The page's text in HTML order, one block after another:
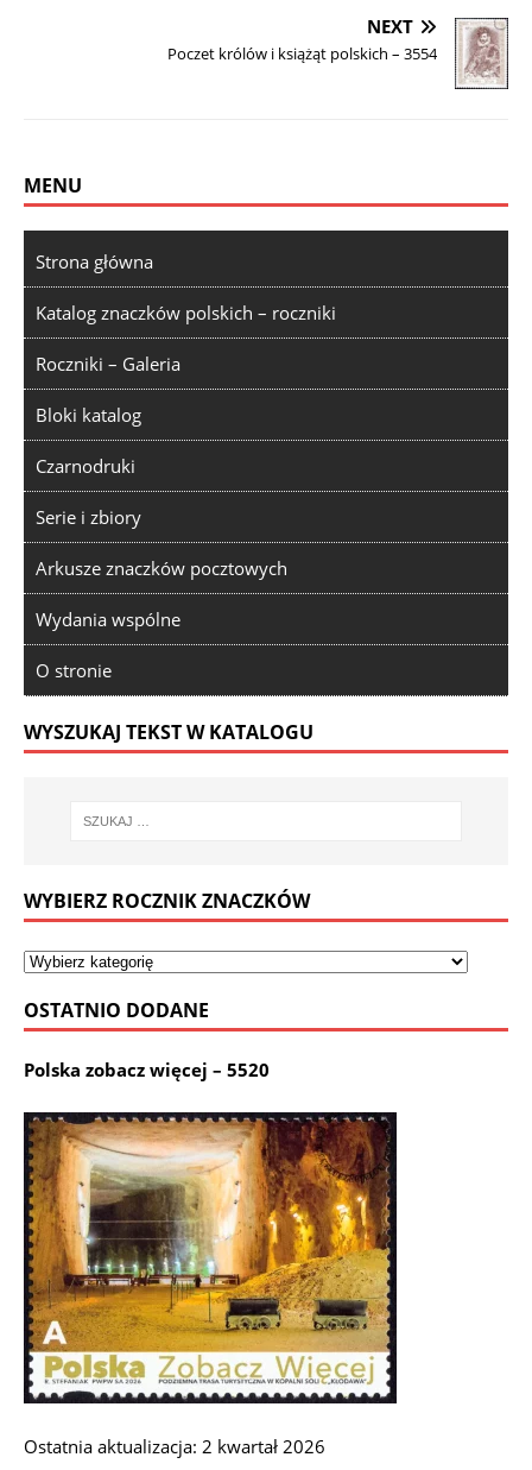
NEXT
Poczet królów i książąt polskich – 3554
MENU
Strona główna
Katalog znaczków polskich – roczniki
Roczniki – Galeria
Bloki katalog
Czarnodruki
Serie i zbiory
Arkusze znaczków pocztowych
Wydania wspólne
O stronie
WYSZUKAJ TEKST W KATALOGU
WYBIERZ ROCZNIK ZNACZKÓW
OSTATNIO DODANE
Polska zobacz więcej – 5520
Ostatnia aktualizacja: 2 kwartał 2026